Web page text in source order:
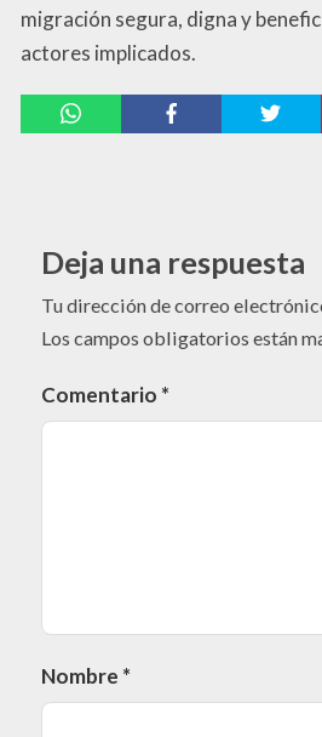
migración segura, digna y
actores implicados.
Deja una respuesta
Tu dirección de correo
Los campos obligatorios están
Comentario *
Nombre *